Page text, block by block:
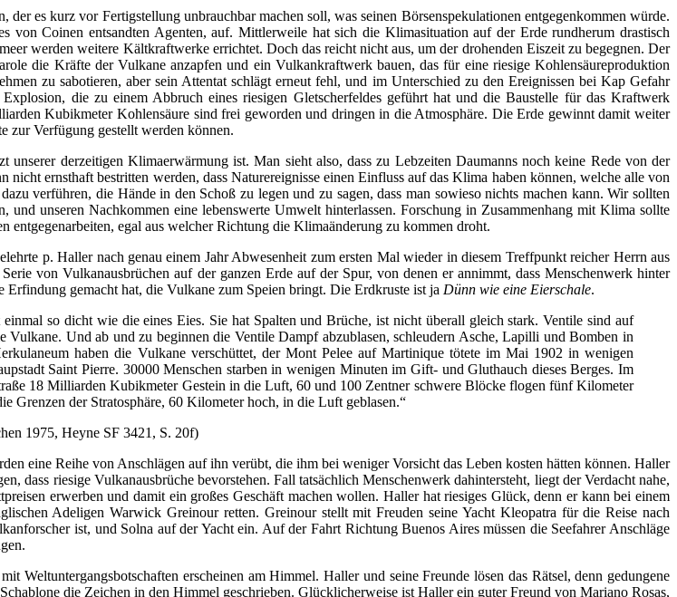
es kurz vor Fertigstellung unbrauchbar machen soll, was seinen Börsenspekulationen entgegenkommen würde.
Coinen entsandten Agenten, auf. Mittlerweile hat sich die Klimasituation auf der Erde rundherum drastisch
werden weitere Kältkraftwerke errichtet. Doch das reicht nicht aus, um der drohenden Eiszeit zu begegnen. Der
die Kräfte der Vulkane anzapfen und ein Vulkankraftwerk bauen, das für eine riesige Kohlensäureproduktion
zu sabotieren, aber sein Attentat schlägt erneut fehl, und im Unterschied zu den Ereignissen bei Kap Gefahr
die zu einem Abbruch eines riesigen Gletscherfeldes geführt hat und die Baustelle für das Kraftwerk
Kubikmeter Kohlensäure sind frei geworden und dringen in die Atmosphäre. Die Erde gewinnt damit weiter
zur Verfügung gestellt werden können.
unserer derzeitigen Klimaerwärmung ist. Man sieht also, dass zu Lebzeiten Daumanns noch keine Rede von der
ernsthaft bestritten werden, dass Naturereignisse einen Einfluss auf das Klima haben können, welche alle von
verführen, die Hände in den Schoß zu legen und zu sagen, dass man sowieso nichts machen kann. Wir sollten
und unseren Nachkommen eine lebenswerte Umwelt hinterlassen. Forschung in Zusammenhang mit Klima sollte
egal aus welcher Richtung die Klimaänderung zu kommen droht.
p. Haller nach genau einem Jahr Abwesenheit zum ersten Mal wieder in diesem Treffpunkt reicher Herrn aus
von Vulkanausbrüchen auf der ganzen Erde auf der Spur, von denen er annimmt, dass Menschenwerk hinter
Erfindung gemacht hat, die Vulkane zum Speien bringt. Die Erdkruste ist ja Dünn wie eine Eierschale.
so dicht wie die eines Eies. Sie hat Spalten und Brüche, ist nicht überall gleich stark. Ventile sind auf
Vulkane. Und ab und zu beginnen die Ventile Dampf abzublasen, schleudern Asche, Lapilli und Bomben in
haben die Vulkane verschüttet, der Mont Pelee auf Martinique tötete im Mai 1902 in wenigen
Saint Pierre. 30000 Menschen starben in wenigen Minuten im Gift- und Gluthauch dieses Berges. Im
18 Milliarden Kubikmeter Gestein in die Luft, 60 und 100 Zentner schwere Blöcke flogen fünf Kilometer
Grenzen der Stratosphäre, 60 Kilometer hoch, in die Luft geblasen.“
1975, Heyne SF 3421, S. 20f)
eine Reihe von Anschlägen auf ihn verübt, die ihm bei weniger Vorsicht das Leben kosten hätten können. Haller
dass riesige Vulkanausbrüche bevorstehen. Fall tatsächlich Menschenwerk dahintersteht, liegt der Verdacht nahe,
erwerben und damit ein großes Geschäft machen wollen. Haller hat riesiges Glück, denn er kann bei einem
Adeligen Warwick Greinour retten. Greinour stellt mit Freuden seine Yacht Kleopatra für die Reise nach
ist, und Solna auf der Yacht ein. Auf der Fahrt Richtung Buenos Aires müssen die Seefahrer Anschläge
Weltuntergangsbotschaften erscheinen am Himmel. Haller und seine Freunde lösen das Rätsel, denn gedungene
die Zeichen in den Himmel geschrieben. Glücklicherweise ist Haller ein guter Freund von Mariano Rosas,